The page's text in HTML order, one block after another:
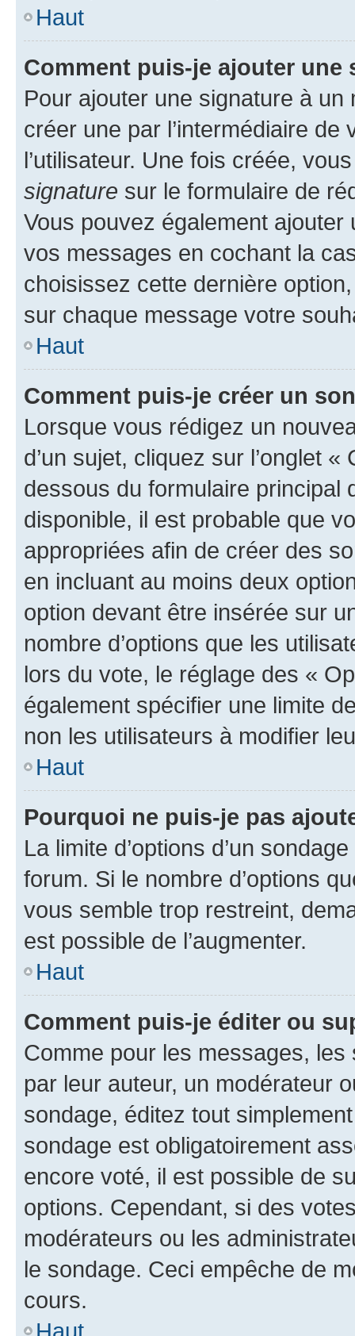
Haut
Comment puis-je ajouter une
Pour ajouter une signature à un
créer une par l’intermédiaire
l’utilisateur. Une fois créée,
signature sur le formulaire de
Vous pouvez également
vos messages en cochant la
choisissez cette dernière
sur chaque message votre
Haut
Comment puis-je créer un
Lorsque vous rédigez un
d’un sujet, cliquez sur l’onglet
dessous du formulaire principal
disponible, il est probable que
appropriées afin de créer des
en incluant au moins deux
option devant être insérée sur
nombre d’options que les
lors du vote, le réglage des «
également spécifier une limite
non les utilisateurs à modifier
Haut
Pourquoi ne puis-je pas
La limite d’options d’un
forum. Si le nombre d’options
vous semble trop restreint,
est possible de l’augmenter.
Haut
Comment puis-je éditer ou
Comme pour les messages,
par leur auteur, un modérateur
sondage, éditez tout
sondage est obligatoirement
encore voté, il est possible de
options. Cependant, si des
modérateurs ou les
le sondage. Ceci empêche de
cours.
Haut